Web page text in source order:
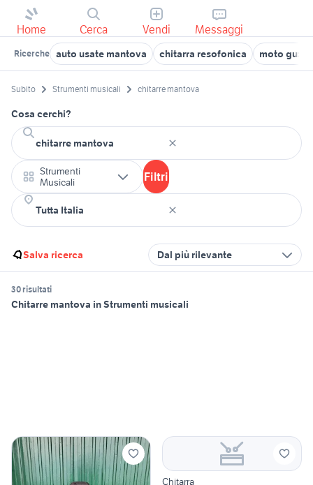
Home Cerca Vendi Messaggi
Ricerche auto usate mantova chitarra resofonica moto
Subito Strumenti musicali chitarre mantova
Cosa cerchi?
Strumenti
Musicali
Filtri
Salva ricerca Dal più rilevante
30 risultati
Chitarre mantova in Strumenti musicali
Chitarra